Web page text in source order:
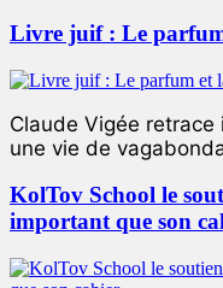
Livre juif : Le parfum
Claude Vigée
une vie de
KolTov School le
important que son